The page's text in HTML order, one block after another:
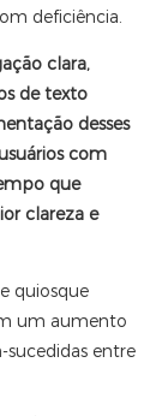
deficiência.
clara,
de texto
desses
com
que
clareza e
quiosque
um aumento
sucedidas entre